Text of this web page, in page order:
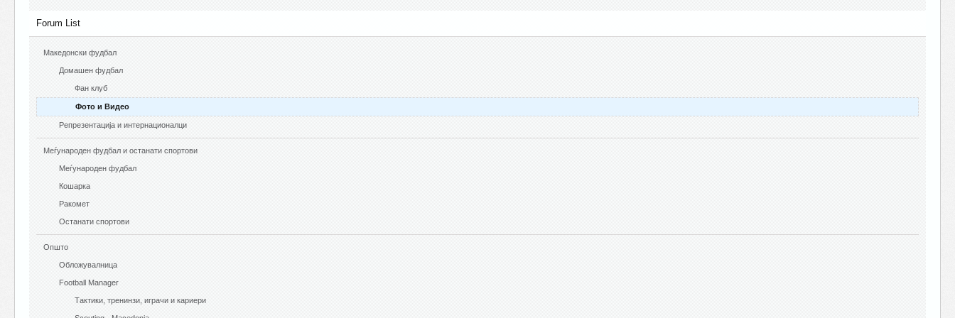
Forum List
Македонски фудбал
Домашен фудбал
Фан клуб
Фото и Видео
Репрезентација и интернационалци
Меѓународен фудбал и останати спортови
Меѓународен фудбал
Кошарка
Ракомет
Останати спортови
Општо
Обложувалница
Football Manager
Тактики, тренинзи, играчи и кариери